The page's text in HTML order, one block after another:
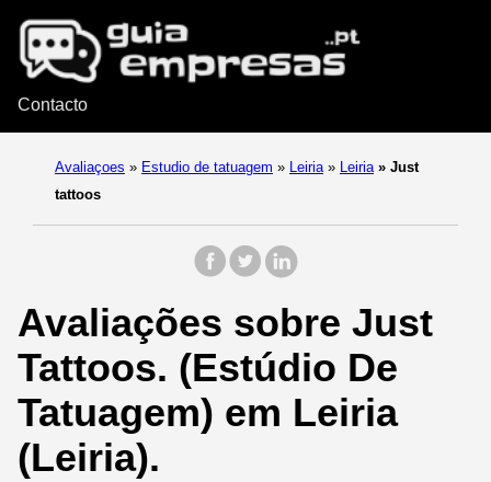
Contacto
Avaliaçoes » Estudio de tatuagem » Leiria » Leiria » Just
tattoos
Avaliações sobre Just
Tattoos. (Estúdio De
Tatuagem) em Leiria
(Leiria).